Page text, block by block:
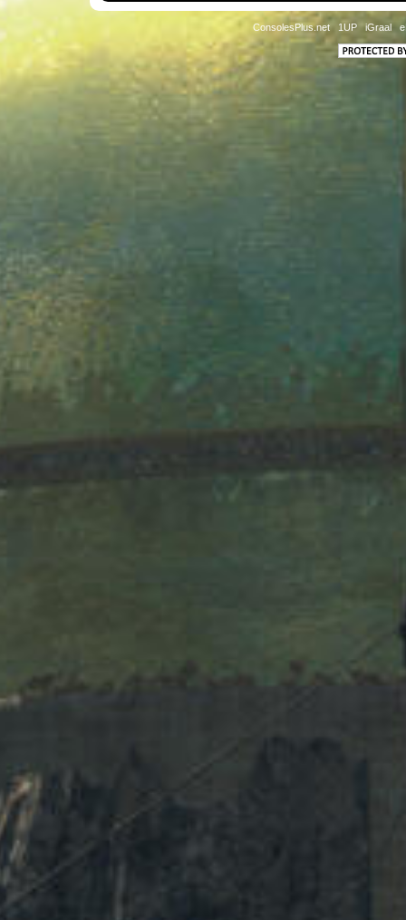
PLANET OF LANA
OVERCOOKED! - THE LOST MORSEL
ALAN WAKE 2
ALAN WAKE 2 - LA MAISON DU LAC
SCORN
ALAN WAKE - L'ECRIVAIN
ConsolesPlus.net 1UP iGraal